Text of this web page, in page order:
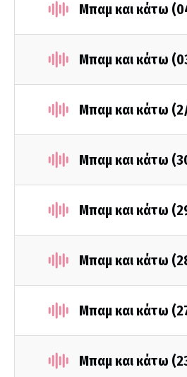
Μπαμ και κάτω
Μπαμ και κάτω
Μπαμ και κάτω
Μπαμ και κάτω
Μπαμ και κάτω
Μπαμ και κάτω
Μπαμ και κάτω
Μπαμ και κάτω